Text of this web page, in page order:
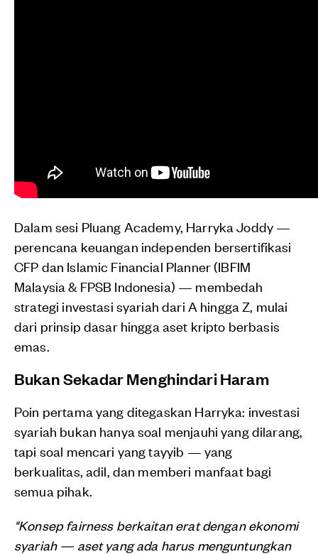
Dalam sesi Pluang Academy, Harryka Joddy —
perencana keuangan independen bersertifikasi
CFP dan Islamic Financial Planner (IBFIM
Malaysia & FPSB Indonesia) — membedah
strategi investasi syariah dari A hingga Z, mulai
dari prinsip dasar hingga aset kripto berbasis
emas.
Bukan Sekadar Menghindari Haram
Poin pertama yang ditegaskan Harryka: investasi
syariah bukan hanya soal menjauhi yang dilarang,
tapi soal mencari yang tayyib — yang
berkualitas, adil, dan memberi manfaat bagi
semua pihak.
"Konsep fairness berkaitan erat dengan ekonomi
syariah — aset yang ada harus menguntungkan